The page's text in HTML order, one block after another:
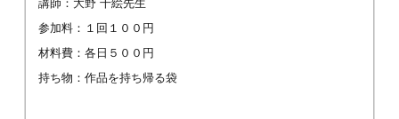
講師：大野 千絵先生
参加料：１回１００円
材料費：各日５００円
持ち物：作品を持ち帰る袋